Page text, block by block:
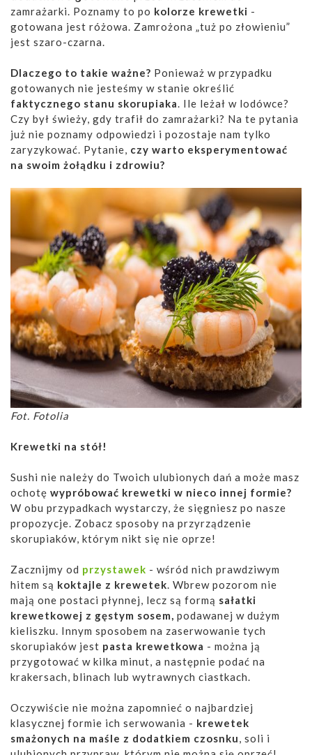
zamrażarki. Poznamy to po kolorze krewetki -
gotowana jest różowa. Zamrożona „tuż po złowieniu”
jest szaro-czarna.
Dlaczego to takie ważne? Ponieważ w przypadku
gotowanych nie jesteśmy w stanie określić
faktycznego stanu skorupiaka. Ile leżał w lodówce?
Czy był świeży, gdy trafił do zamrażarki? Na te pytania
już nie poznamy odpowiedzi i pozostaje nam tylko
zaryzykować. Pytanie, czy warto eksperymentować
na swoim żołądku i zdrowiu?
Fot. Fotolia
Krewetki na stół!
Sushi nie należy do Twoich ulubionych dań a może masz
ochotę wypróbować krewetki w nieco innej formie?
W obu przypadkach wystarczy, że sięgniesz po nasze
propozycje. Zobacz sposoby na przyrządzenie
skorupiaków, którym nikt się nie oprze!
Zacznijmy od przystawek - wśród nich prawdziwym
hitem są koktajle z krewetek. Wbrew pozorom nie
mają one postaci płynnej, lecz są formą sałatki
krewetkowej z gęstym sosem, podawanej w dużym
kieliszku. Innym sposobem na zaserwowanie tych
skorupiaków jest pasta krewetkowa - można ją
przygotować w kilka minut, a następnie podać na
krakersach, blinach lub wytrawnych ciastkach.
Oczywiście nie można zapomnieć o najbardziej
klasycznej formie ich serwowania - krewetek
smażonych na maśle z dodatkiem czosnku, soli i